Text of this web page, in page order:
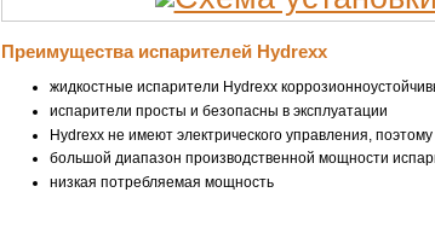
Преимущества испарителей Hydrexx
жидкостные испарители Hydrexx
испарители просты и безопасны в эксплуатации
Hydrexx не имеют электрического управления,
большой диапазон производственной мощности
низкая потребляемая мощность